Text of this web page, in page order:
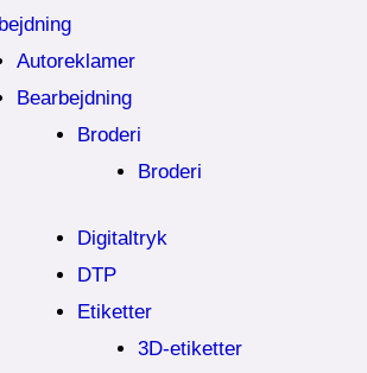
Autoreklamer
Bearbejdning
Broderi
Broderi
Digitaltryk
DTP
Etiketter
3D-etiketter